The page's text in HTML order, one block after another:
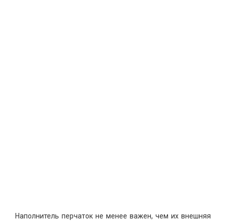
Наполнитель перчаток не менее важен, чем их внешняя